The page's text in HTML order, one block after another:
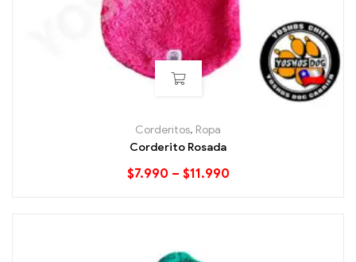
Corderitos, Ropa
Corderito Rosada
$7.990 – $11.990